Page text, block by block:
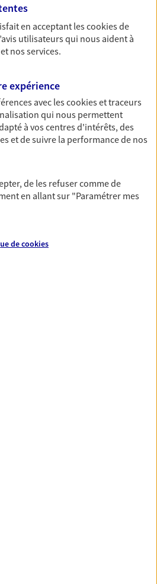
à votre épargne : achat
enfants ou voyage autour
à votre rythme et
profil.
ce nouveau chapitre de
d'un expert. Découvrez
Epargne Retraite)
pour la retraite.
assurez-vous avec notre
vos proches en cas
en acceptant lescookiesde
utilisateurs qui nous aident à
nos services.
expérience
avec lescookies et traceurs
qui nous permettent
à vos centres d'intérêts, des
et de suivre la performance de nos
de les refuser comme de
en allant sur "Paramétrer mes
decookies